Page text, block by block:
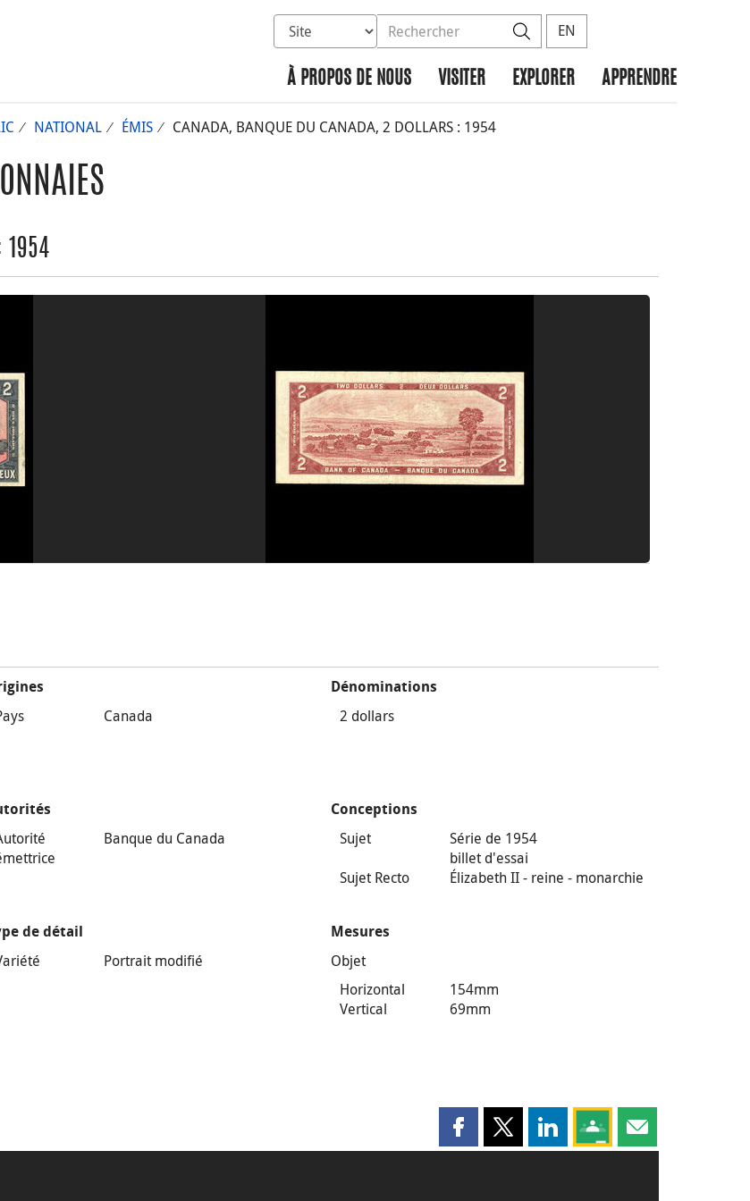
Sélectionnez la base de données à rechercher
Rechercher dans le site Rechercher
EN
À PROPOS DE NOUS VISITER EXPLORER APPRENDRE
NATIONAL ÉMIS CANADA, BANQUE DU CANADA, 2 DOLLARS : 1954
Canada
Dénominations
2 dollars
Banque du Canada
Conceptions
Sujet
Série de 1954
billet d'essai
Sujet Recto
Élizabeth II - reine - monarchie
de détail
Portrait modifié
Mesures
Objet
Horizontal
154mm
Vertical
69mm
Partager cette page sur Facebook
Partager cette page sur X
Partager cette page sur
Partagez cette page sur
Partager cette